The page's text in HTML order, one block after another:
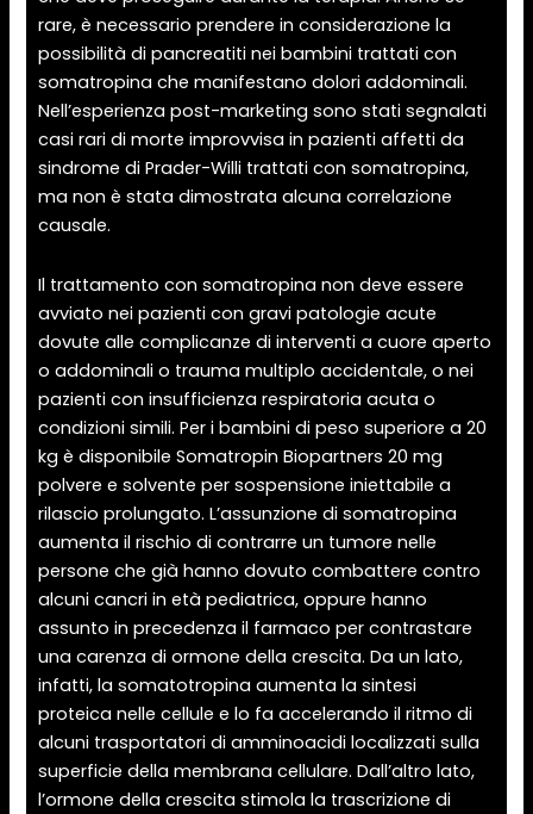
rare, è necessario prendere in considerazione la
possibilità di pancreatiti nei bambini trattati con
somatropina che manifestano dolori addominali.
Nell’esperienza post-marketing sono stati segnalati
casi rari di morte improvvisa in pazienti affetti da
sindrome di Prader-Willi trattati con somatropina,
ma non è stata dimostrata alcuna correlazione
causale.
Il trattamento con somatropina non deve essere
avviato nei pazienti con gravi patologie acute
dovute alle complicanze di interventi a cuore aperto
o addominali o trauma multiplo accidentale, o nei
pazienti con insufficienza respiratoria acuta o
condizioni simili. Per i bambini di peso superiore a 20
kg è disponibile Somatropin Biopartners 20 mg
polvere e solvente per sospensione iniettabile a
rilascio prolungato. L’assunzione di somatropina
aumenta il rischio di contrarre un tumore nelle
persone che già hanno dovuto combattere contro
alcuni cancri in età pediatrica, oppure hanno
assunto in precedenza il farmaco per contrastare
una carenza di ormone della crescita. Da un lato,
infatti, la somatotropina aumenta la sintesi
proteica nelle cellule e lo fa accelerando il ritmo di
alcuni trasportatori di amminoacidi localizzati sulla
superficie della membrana cellulare. Dall’altro lato,
l’ormone della crescita stimola la trascrizione di